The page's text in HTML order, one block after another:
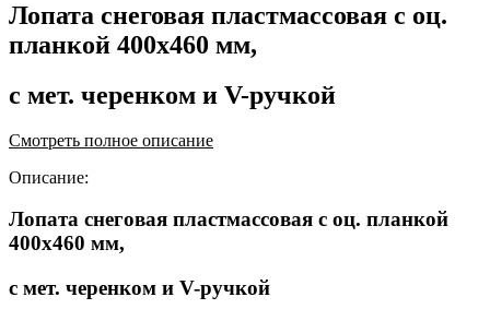
Лопата снеговая пластмассовая с оц.
планкой 400х460 мм,
с мет. черенком и V-ручкой
Смотреть полное описание
Описание:
Лопата снеговая пластмассовая с оц. планкой
400х460 мм,
с мет. черенком и V-ручкой